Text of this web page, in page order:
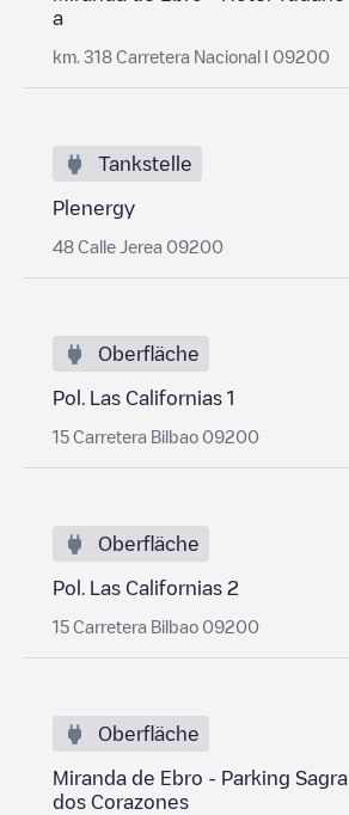
a
km. 318 Carretera Nacional I 09200
Tankstelle
Plenergy
48 Calle Jerea 09200
Oberfläche
Pol. Las Californias 1
15 Carretera Bilbao 09200
Oberfläche
Pol. Las Californias 2
15 Carretera Bilbao 09200
Oberfläche
Miranda de Ebro - Parking Sagra
dos Corazones